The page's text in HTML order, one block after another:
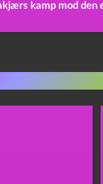
kamp mod den